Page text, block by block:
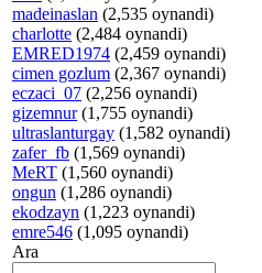
madeinaslan (2,535 oynandi)
charlotte (2,484 oynandi)
EMRED1974 (2,459 oynandi)
cimen gozlum (2,367 oynandi)
eczaci_07 (2,256 oynandi)
gizemnur(1,755 oynandi)
ultraslanturgay (1,582 oynandi)
zafer_fb (1,569 oynandi)
MeRT (1,560 oynandi)
ongun (1,286 oynandi)
ekodzayn (1,223 oynandi)
emre546 (1,095 oynandi)
Ara